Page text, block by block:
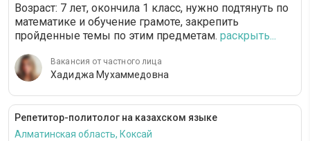
Возраст: 7 лет, окончила 1 класс, нужно подтянуть по
математике и обучение грамоте, закрепить
пройденные темы по этим предметам. раскрыть...
Вакансия от частного лица
Хадиджа Мухаммедовна
Репетитор-политолог на казахском языке
Алматинская область, Коксай